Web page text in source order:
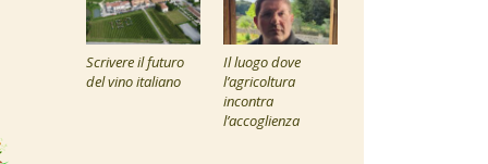
Scrivere il futuro
del vino italiano
Il luogo dove
l’agricoltura
incontra
l’accoglienza